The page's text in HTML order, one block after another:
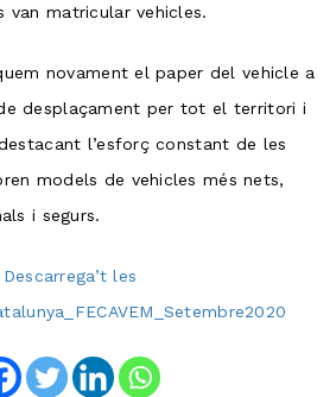
van matricular vehicles.
novament el paper del vehicle a
desplaçament per tot el territori i
l’esforç constant de les
models de vehicles més nets,
i segurs.
Descarrega’t les